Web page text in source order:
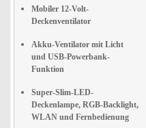
Mobiler 12-Volt-
Deckenventilator
Akku-Ventilator mit Licht
und USB-Powerbank-
Funktion
Super-Slim-LED-
Deckenlampe, RGB-Backlight,
WLAN und Fernbedienung